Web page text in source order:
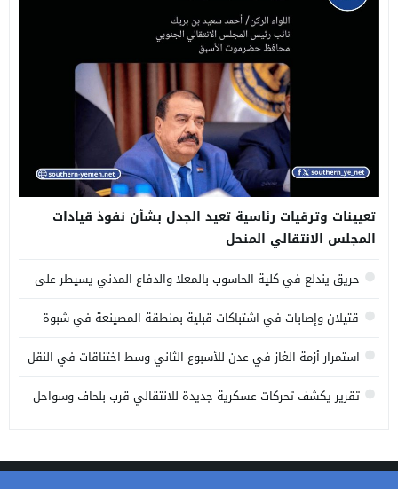
تعيينات وترقيات رئاسية تعيد الجدل بشأن نفوذ قيادات
المجلس الانتقالي المنحل
حريق يندلع في كلية الحاسوب بالمعلا والدفاع المدني يسيطر على
قتيلان وإصابات في اشتباكات قبلية بمنطقة المصينعة في شبوة
استمرار أزمة الغاز في عدن للأسبوع الثاني وسط اختناقات في النقل
تقرير يكشف تحركات عسكرية جديدة للانتقالي قرب بلحاف وسواحل